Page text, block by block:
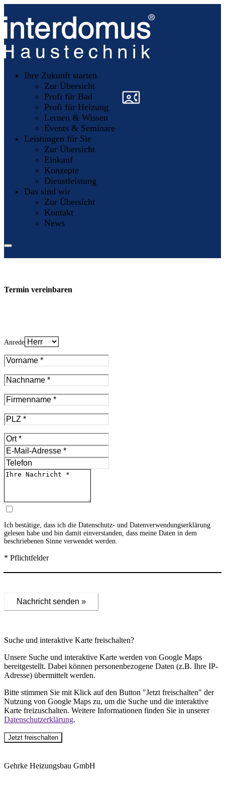
Ihre Zukunft starten
Zur Übersicht
Profi für Bad
Profi für Heizung
Lernen & Wissen
Events & Seminare
Leistungen für Sie
Zur Übersicht
Einkauf
Konzepte
Dienstleistung
Das sind wir
Zur Übersicht
Kontakt
News
»
Termin vereinbaren
Anrede
Ich bestätige, dass ich die Datenschutz- und Datenverwendungserklärung
gelesen habe und bin damit einverstanden, dass meine Daten in dem
beschriebenen Sinne verwendet werden.
* Pflichtfelder
Nachricht senden »
Suche und interaktive Karte freischalten?
Unsere Suche und interaktive Karte werden von Google Maps
bereitgestellt. Dabei können personenbezogene Daten (z.B. Ihre IP-
Adresse) übermittelt werden.
Bitte stimmen Sie mit Klick auf den Button "Jetzt freischalten" der
Nutzung von Google Maps zu, um die Suche und die interaktive
Karte freizuschalten. Weitere Informationen finden Sie in unserer
Datenschutzerklärung.
Jetzt freischalten
Gehrke Heizungsbau GmbH